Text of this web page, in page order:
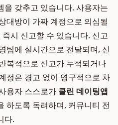
을 갖추고 있습니다. 사용자는
대방이 가짜 계정으로 의심될
시 신고할 수 있습니다. 신고
팀에 실시간으로 전달되며, 신
복적으로 신고가 누적되거나
정은 경고 없이 영구적으로 차
용자 스스로가 클린 데이팅앱
하도록 독려하며, 커뮤니티 전
다.